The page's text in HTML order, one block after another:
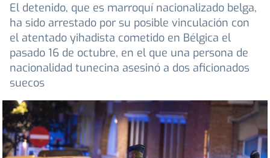
El detenido, que es marroquí nacionalizado belga,
ha sido arrestado por su posible vinculación con
el atentado yihadista cometido en Bélgica el
pasado 16 de octubre, en el que una persona de
nacionalidad tunecina asesinó a dos aficionados
suecos